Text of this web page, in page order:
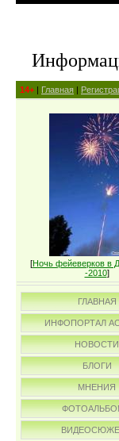
14+ | Главная |
[Ночь фейеверков в
-2010]
ГЛАВНАЯ
ИНФОПОРТАЛ
НОВОСТИ
БЛОГИ
МНЕНИЯ